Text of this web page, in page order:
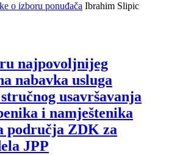
o izboru ponuđača Ibrahim Slipic
najpovoljnijeg
nabavka usluga
usavršavanja
i namještenika
područja ZDK za
JPP